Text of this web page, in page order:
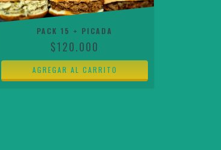
PACK 15 + PICADA
$120.000